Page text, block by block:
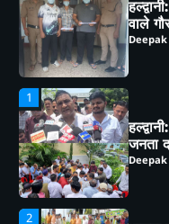
1
जनता
2
भाजपा
संरक्षण